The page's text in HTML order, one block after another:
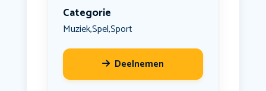
Categorie
Muziek,Spel,Sport
Deelnemen